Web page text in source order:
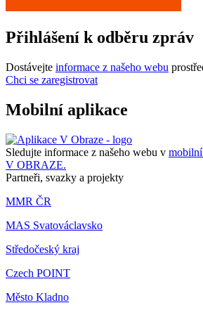
Přihlášení k odběru zpráv
Dostávejte informace z našeho webu
Chci se zaregistrovat
Mobilní aplikace
Sledujte informace z našeho webu v
V OBRAZE.
Partneři, svazky a projekty
MMR ČR
MAS Svatováclavsko
Středočeský kraj
Czech POINT
Město Kladno